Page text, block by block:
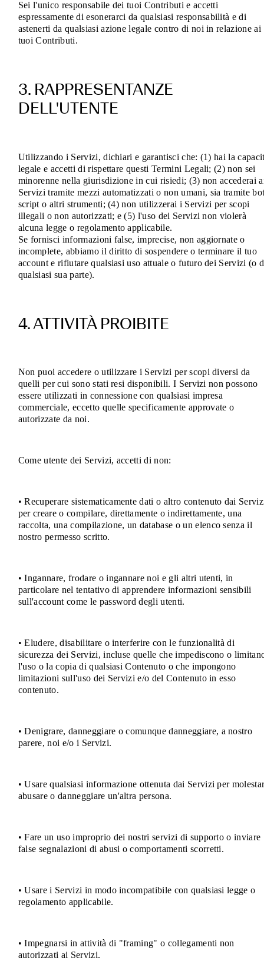
Sei l'unico responsabile dei tuoi Contributi e accetti
espressamente di esonerarci da qualsiasi responsabilità e di
astenerti da qualsiasi azione legale contro di noi in relazione ai
tuoi Contributi.
3. RAPPRESENTANZE
DELL'UTENTE
Utilizzando i Servizi, dichiari e garantisci che: (1) hai la
legale e accetti di rispettare questi Termini Legali; (2) non sei
minorenne nella giurisdizione in cui risiedi; (3) non accederai
Servizi tramite mezzi automatizzati o non umani, sia tramite
script o altri strumenti; (4) non utilizzerai i Servizi per scopi
illegali o non autorizzati; e (5) l'uso dei Servizi non violerà
alcuna legge o regolamento applicabile.
Se fornisci informazioni false, imprecise, non aggiornate o
incomplete, abbiamo il diritto di sospendere o terminare il tuo
account e rifiutare qualsiasi uso attuale o futuro dei Servizi (o
qualsiasi sua parte).
4. ATTIVITÀ PROIBITE
Non puoi accedere o utilizzare i Servizi per scopi diversi da
quelli per cui sono stati resi disponibili. I Servizi non possono
essere utilizzati in connessione con qualsiasi impresa
commerciale, eccetto quelle specificamente approvate o
autorizzate da noi.
Come utente dei Servizi, accetti di non:
• Recuperare sistematicamente dati o altro contenuto dai
per creare o compilare, direttamente o indirettamente, una
raccolta, una compilazione, un database o un elenco senza il
nostro permesso scritto.
• Ingannare, frodare o ingannare noi e gli altri utenti, in
particolare nel tentativo di apprendere informazioni sensibili
sull'account come le password degli utenti.
• Eludere, disabilitare o interferire con le funzionalità di
sicurezza dei Servizi, incluse quelle che impediscono o
l'uso o la copia di qualsiasi Contenuto o che impongono
limitazioni sull'uso dei Servizi e/o del Contenuto in esso
contenuto.
• Denigrare, danneggiare o comunque danneggiare, a nostro
parere, noi e/o i Servizi.
• Usare qualsiasi informazione ottenuta dai Servizi per
abusare o danneggiare un'altra persona.
• Fare un uso improprio dei nostri servizi di supporto o inviare
false segnalazioni di abusi o comportamenti scorretti.
• Usare i Servizi in modo incompatibile con qualsiasi legge o
regolamento applicabile.
• Impegnarsi in attività di "framing" o collegamenti non
autorizzati ai Servizi.